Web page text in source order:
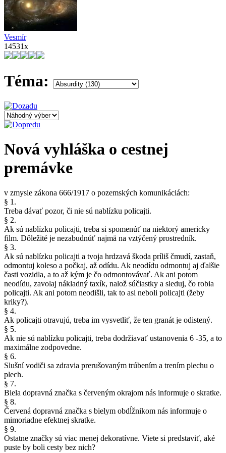
Vesmír
14531x
Téma:
Nová vyhláška o cestnej
premávke
v zmysle zákona 666/1917 o pozemských komunikáciách:
§ 1.
Treba dávať pozor, či nie sú nablízku policajti.
§ 2.
Ak sú nablízku policajti, treba si spomenúť na niektorý americky
film. Dôležité je nezabudnúť najmä na vztýčený prostredník.
§ 3.
Ak sú nablízku policajti a tvoja hrdzavá škoda príliš čmudí, zastaň,
odmontuj koleso a počkaj, až odídu. Ak neodídu odmontuj aj ďalšie
časti vozidla, a to až kým je čo odmontovávať. Ak ani potom
neodídu, zavolaj nákladný taxík, nalož súčiastky a sleduj, čo robia
policajti. Ak ani potom neodišli, tak to asi neboli policajti (žeby
kriky?).
§ 4.
Ak policajti otravujú, treba im vysvetliť, že ten granát je odistený.
§ 5.
Ak nie sú nablízku policajti, treba dodržiavať ustanovenia 6 -35, a to
maximálne zodpovedne.
§ 6.
Slušní vodiči sa zdravia prerušovaným trúbením a trením plechu o
plech.
§ 7.
Biela dopravná značka s červeným okrajom nás informuje o skratke.
§ 8.
Červená dopravná značka s bielym obdĺžnikom nás informuje o
mimoriadne efektnej skratke.
§ 9.
Ostatne značky sú viac menej dekoratívne. Viete si predstaviť, aké
puste by boli cesty bez nich?